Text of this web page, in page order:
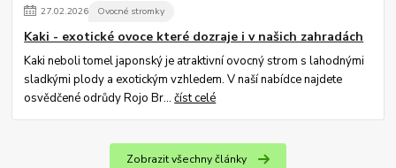
27.02.2026 Ovocné stromky
Kaki - exotické ovoce které dozraje i v našich zahradách
Kaki neboli tomel japonský je atraktivní ovocný strom s lahodnými
sladkými plody a exotickým vzhledem. V naší nabídce najdete
osvědčené odrůdy Rojo Br...číst celé
Zobrazit všechny články